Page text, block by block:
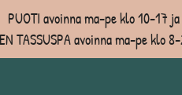
PUOTI avoinna ma-pe klo 10-17
TASSUSPA avoinna ma-pe klo